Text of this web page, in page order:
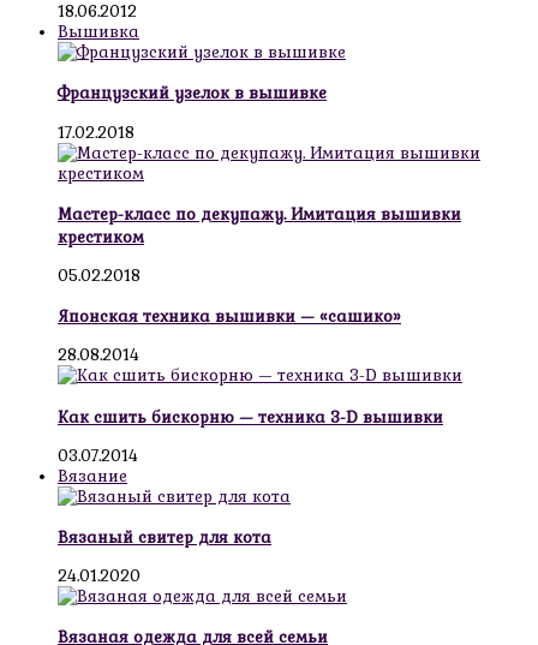
18.06.2012
Вышивка
Французский узелок в вышивке
17.02.2018
Мастер-класс по декупажу. Имитация вышивки
крестиком
05.02.2018
Японская техника вышивки — «сашико»
28.08.2014
Как сшить бискорню — техника 3-D вышивки
03.07.2014
Вязание
Вязаный свитер для кота
24.01.2020
Вязаная одежда для всей семьи